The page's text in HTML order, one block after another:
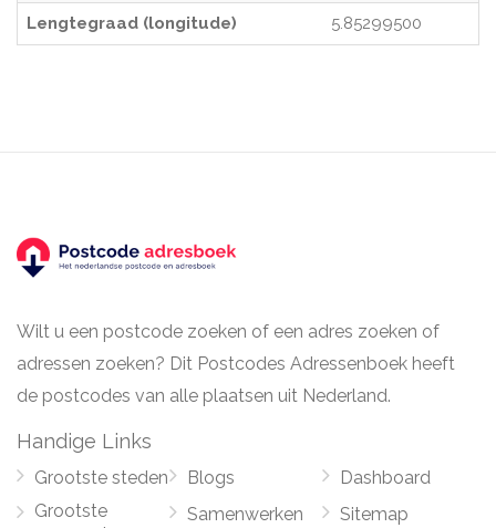
Lengtegraad (longitude) 5.85299500
Wilt u een postcode zoeken of een adres zoeken of
adressen zoeken? Dit Postcodes Adressenboek heeft
de postcodes van alle plaatsen uit Nederland.
Handige Links
Grootste steden
Grootste
Blogs
Samenwerken
Dashboard
Sitemap